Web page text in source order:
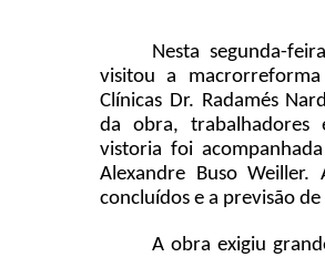
Nesta segunda-
visitou a
Clínicas Dr. Radamés
da obra, trabalhadores
vistoria foi
Alexandre Buso
concluídos e a previsão
A obra exigiu